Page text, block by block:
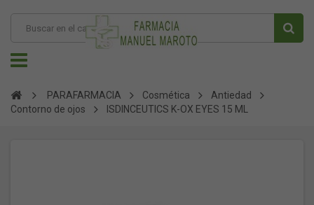
PARAFARMACIA Cosmética
Antiedad
Contorno de ojos
ISDINCEUTICS K-OX EYES 15 ML